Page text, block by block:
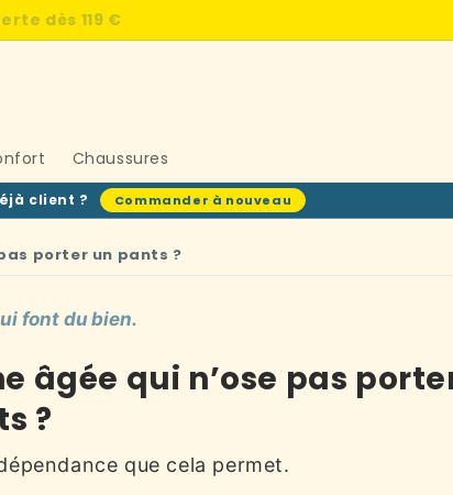
dès 119 €
Chaussures
client ? Commander à nouveau
porter un pants ?
font du bien.
âgée qui n’ose pas
?
que cela permet.